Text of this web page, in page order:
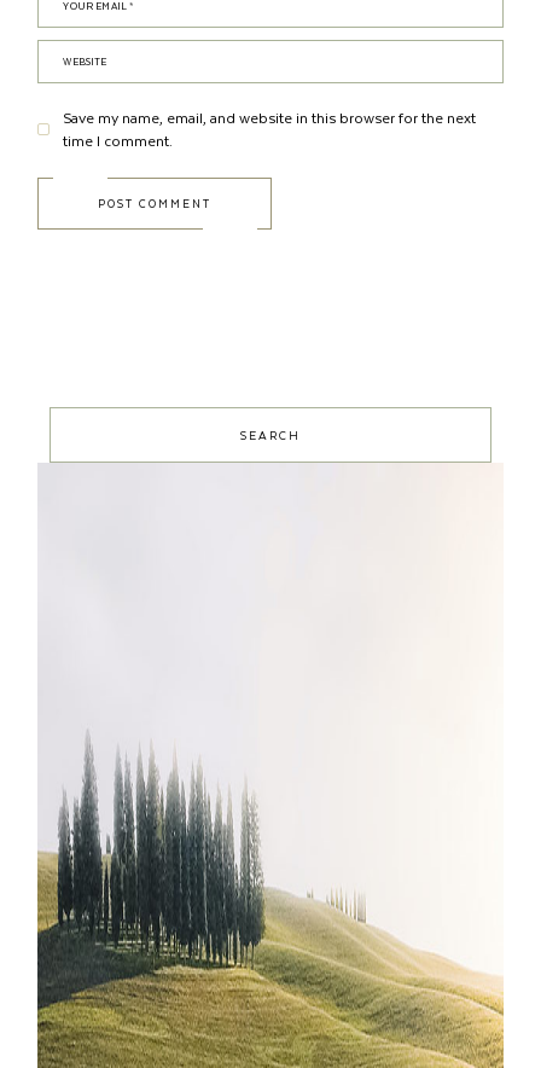
Save my name, email, and website in this browser for the next
time I comment.
POST COMMENT